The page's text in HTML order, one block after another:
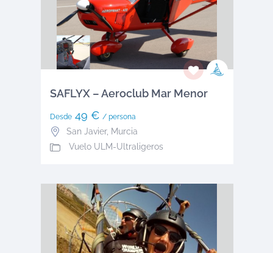
SAFLYX – Aeroclub Mar Menor
Desde49 € / persona
San Javier, Murcia
Vuelo ULM-Ultraligeros